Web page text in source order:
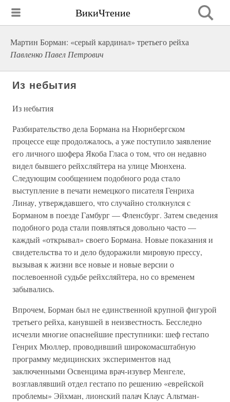
ВикиЧтение
Мартин Борман: «серый кардинал» третьего рейха
Павленко Павел Петрович
Из небытия
Из небытия
Разбирательство дела Бормана на Нюрнбергском
процессе еще продолжалось, а уже поступило заявление
его личного шофера Якоба Гласа о том, что он недавно
видел бывшего рейхсляйтера на улице Мюнхена.
Следующим сообщением подобного рода стало
выступление в печати немецкого писателя Генриха
Линау, утверждавшего, что случайно столкнулся с
Борманом в поезде Гамбург — Фленсбург. Затем сведения
подобного рода стали появляться довольно часто —
каждый «открывал» своего Бормана. Новые показания и
свидетельства то и дело будоражили мировую прессу,
вызывая к жизни все новые и новые версии о
послевоенной судьбе рейхсляйтера, но со временем
забывались.
Впрочем, Борман был не единственной крупной фигурой
третьего рейха, канувшей в неизвестность. Бесследно
исчезли многие опаснейшие преступники: шеф гестапо
Генрих Мюллер, проводивший широкомасштабную
программу медицинских экспериментов над
заключенными Освенцима врач-изувер Менгеле,
возглавлявший отдел гестапо по решению «еврейской
проблемы» Эйхман, лионский палач Клаус Альтман-